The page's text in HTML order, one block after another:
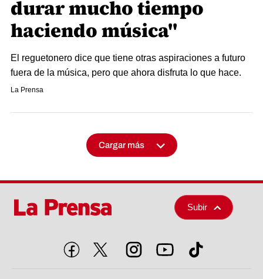
durar mucho tiempo
haciendo música"
El reguetonero dice que tiene otras aspiraciones a futuro
fuera de la música, pero que ahora disfruta lo que hace.
La Prensa
Cargar más
Subir